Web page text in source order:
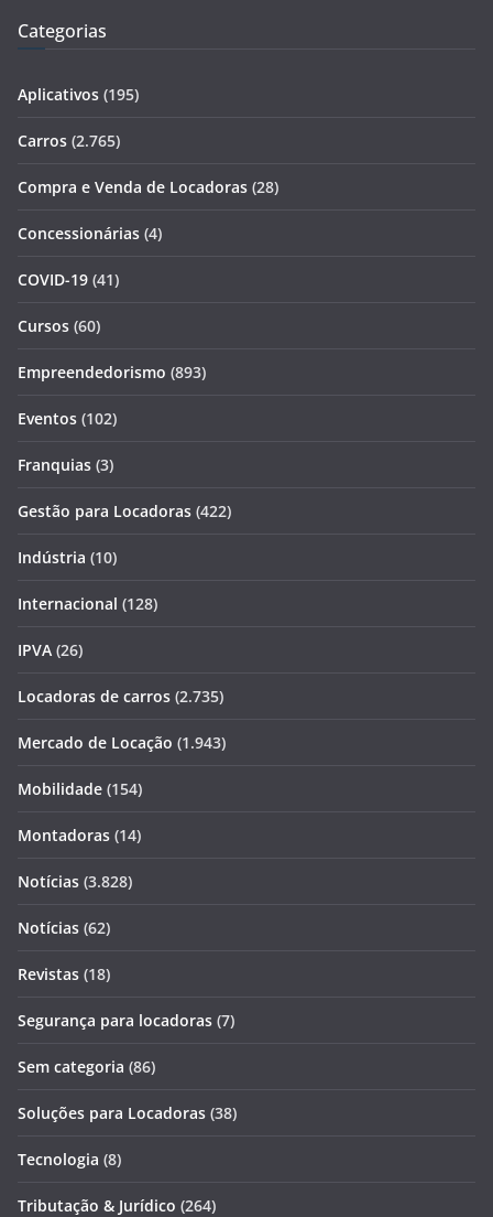
Categorias
Aplicativos (195)
Carros (2.765)
Compra e Venda de Locadoras (28)
Concessionárias (4)
COVID-19 (41)
Cursos (60)
Empreendedorismo (893)
Eventos (102)
Franquias (3)
Gestão para Locadoras (422)
Indústria (10)
Internacional (128)
IPVA (26)
Locadoras de carros (2.735)
Mercado de Locação (1.943)
Mobilidade (154)
Montadoras (14)
Notícias (3.828)
Notícias (62)
Revistas (18)
Segurança para locadoras (7)
Sem categoria (86)
Soluções para Locadoras (38)
Tecnologia (8)
Tributação & Jurídico (264)